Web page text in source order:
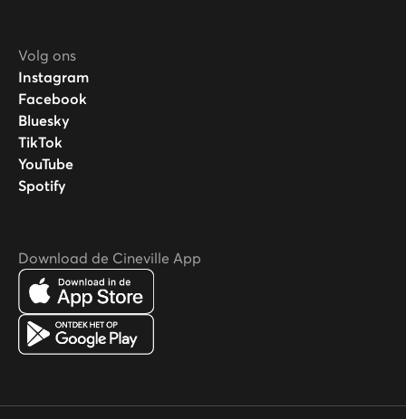
Volg ons
Instagram
Facebook
Bluesky
TikTok
YouTube
Spotify
Download de Cineville App